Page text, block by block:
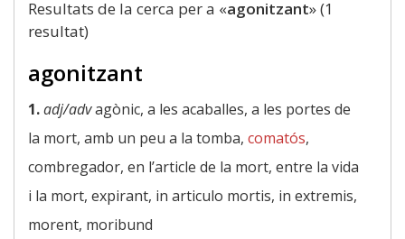
Resultats de la cerca per a «agonitzant» (1
resultat)
agonitzant
1.adj/advagònic, a les acaballes, a les portes de
la mort, amb un peu a la tomba, comatós,
combregador, en l’article de la mort, entre la vida
i la mort, expirant, in articulo mortis, in extremis,
morent, moribund